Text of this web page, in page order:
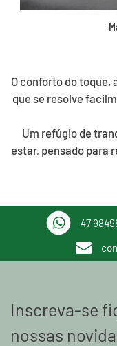
O conforto do toque,
que se resolve
Um refúgio de
estar, pensado para
47
Inscreva-se
nossas